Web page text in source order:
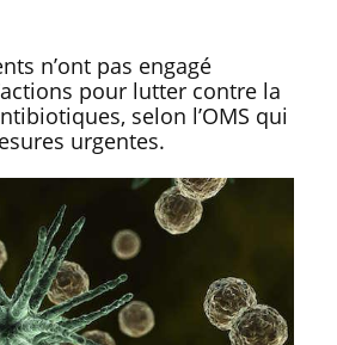
n’ont pas engagé
pour lutter contre la
selon l’OMS qui
urgentes.